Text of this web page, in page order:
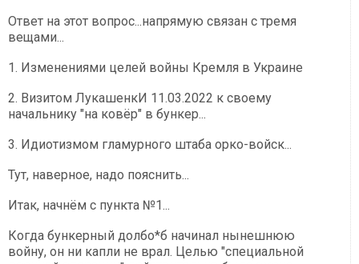
Ответ на этот вопрос...напрямую связан с тремя
вещами...
1. Изменениями целей войны Кремля в Украине
2. Визитом ЛукашенкИ 11.03.2022 к своему
начальнику "на ковёр" в бункер...
3. Идиотизмом гламурного штаба орко-войск...
Тут, наверное, надо пояснить...
Итак, начнём с пункта №1...
Когда бункерный долбо*б начинал нынешнюю
войну, он ни капли не врал. Целью "специальной